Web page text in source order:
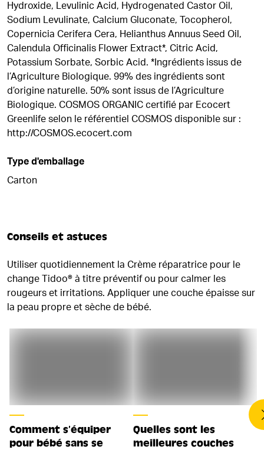
Hydroxide, Levulinic Acid, Hydrogenated Castor Oil,
Sodium Levulinate, Calcium Gluconate, Tocopherol,
Copernicia Cerifera Cera, Helianthus Annuus Seed Oil,
Calendula Officinalis Flower Extract*, Citric Acid,
Potassium Sorbate, Sorbic Acid. *Ingrédients issus de
l’Agriculture Biologique. 99% des ingrédients sont
d’origine naturelle. 50% sont issus de l’Agriculture
Biologique. COSMOS ORGANIC certifié par Ecocert
Greenlife selon le référentiel COSMOS disponible sur :
http://COSMOS.ecocert.com
Type d'emballage
Carton
Conseils et astuces
Utiliser quotidiennement la Crème réparatrice pour le
change Tidoo® à titre préventif ou pour calmer les
rougeurs et irritations. Appliquer une couche épaisse sur
la peau propre et sèche de bébé.
Comment s’équiper
pour bébé sans se
Quelles sont les
meilleures couches